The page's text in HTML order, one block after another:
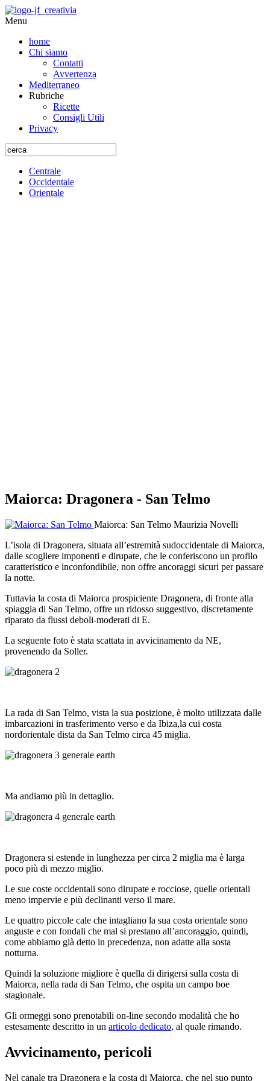
Menu
home
Chi siamo
Contatti
Avvertenza
Mediterraneo
Rubriche
Ricette
Consigli Utili
Privacy
Centrale
Occidentale
Orientale
Maiorca: Dragonera - San Telmo
Maiorca: San Telmo Maurizia Novelli
L’isola di Dragonera, situata all’estremità sudoccidentale di Maiorca,
dalle scogliere imponenti e dirupate, che le conferiscono un profilo
caratteristico e inconfondibile, non offre ancoraggi sicuri per passare
la notte.
Tuttavia la costa di Maiorca prospiciente Dragonera, di fronte alla
spiaggia di San Telmo, offre un ridosso suggestivo, discretamente
riparato da flussi deboli-moderati di E.
La seguente foto è stata scattata in avvicinamento da NE,
provenendo da Soller.
La rada di San Telmo, vista la sua posizione, è molto utilizzata dalle
imbarcazioni in trasferimento verso e da Ibiza,la cui costa
nordorientale dista da San Telmo circa 45 miglia.
Ma andiamo più in dettaglio.
Dragonera si estende in lunghezza per circa 2 miglia ma è larga
poco più di mezzo miglio.
Le sue coste occidentali sono dirupate e rocciose, quelle orientali
meno impervie e più declinanti verso il mare.
Le quattro piccole cale che intagliano la sua costa orientale sono
anguste e con fondali che mal si prestano all’ancoraggio, quindi,
come abbiamo già detto in precedenza, non adatte alla sosta
notturna.
Quindi la soluzione migliore è quella di dirigersi sulla costa di
Maiorca, nella rada di San Telmo, che ospita un campo boe
stagionale.
Gli ormeggi sono prenotabili on-line secondo modalità che ho
estesamente descritto in un articolo dedicato, al quale rimando.
Avvicinamento, pericoli
Nel canale tra Dragonera e la costa di Maiorca, che nel suo punto